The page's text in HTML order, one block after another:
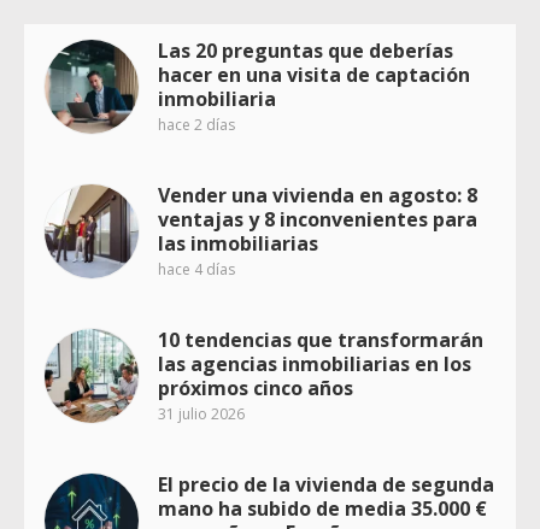
Las 20 preguntas que deberías
hacer en una visita de captación
inmobiliaria
hace 2 días
Vender una vivienda en agosto: 8
ventajas y 8 inconvenientes para
las inmobiliarias
hace 4 días
10 tendencias que transformarán
las agencias inmobiliarias en los
próximos cinco años
31 julio 2026
El precio de la vivienda de segunda
mano ha subido de media 35.000 €